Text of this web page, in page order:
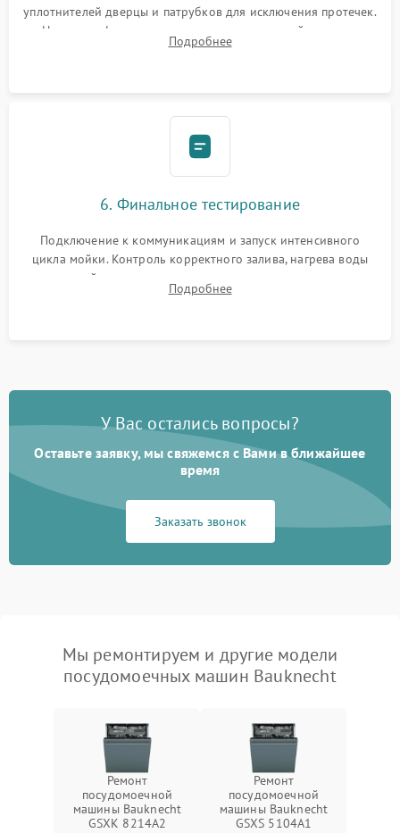
уплотнителей дверцы и патрубков для исключения протечек.
Надежная фиксация хомутов гидравлической системы,
сборка корпуса и установка датчика поплавка.
Подробнее
6. Финальное тестирование
Подключение к коммуникациям и запуск интенсивного
цикла мойки. Контроль корректного залива, нагрева воды
до нужной температуры, отсутствия посторонних шумов,
штатного слива и абсолютной сухости в поддоне.
Подробнее
У Вас остались вопросы?
Оставьте заявку, мы свяжемся с Вами в ближайшее
время
Заказать звонок
Мы ремонтируем и другие модели
посудомоечных машин Bauknecht
Ремонт
посудомоечной
машины Bauknecht
GSXK 8214A2
Ремонт
посудомоечной
машины Bauknecht
GSXS 5104A1